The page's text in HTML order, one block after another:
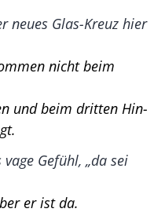
neues Glas-Kreuz hier
nicht beim
und beim dritten Hin-
Gefühl, „da sei
er ist da.